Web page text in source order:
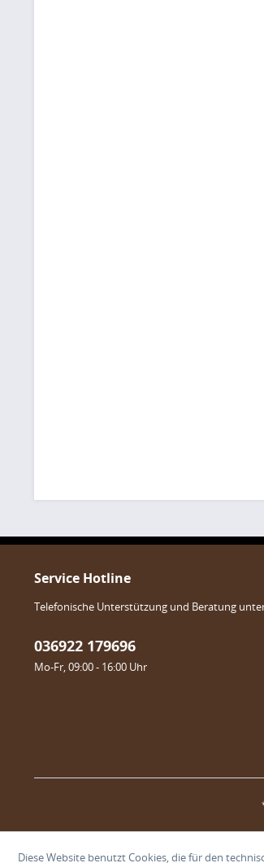
Service Hotline
Telefonische Unterstützung und Beratung
036922 179696
Mo-Fr, 09:00 - 16:00 Uhr
Diese Website benutzt Cookies, die für den